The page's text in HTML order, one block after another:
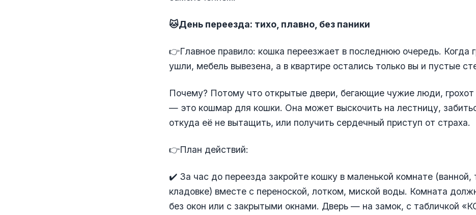
🐱День переезда: тихо, плавно, без паники
👉Главное правило: кошка переезжает в последнюю очередь. Когда
ушли, мебель вывезена, а в квартире остались только вы и пустые
Почему? Потому что открытые двери, бегающие чужие люди, грохот
— это кошмар для кошки. Она может выскочить на лестницу,
откуда её не вытащить, или получить сердечный приступ от страха.
👉План действий:
✔️ За час до переезда закройте кошку в маленькой комнате (ванной,
кладовке) вместе с переноской, лотком, миской воды. Комната
без окон или с закрытыми окнами. Дверь — на замок, с табличкой